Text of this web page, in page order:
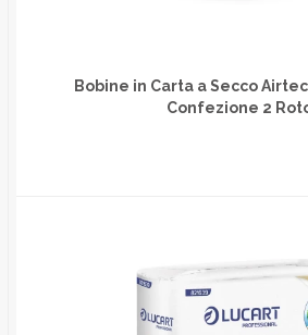
Bobine in Carta a Secco
Confezione 2